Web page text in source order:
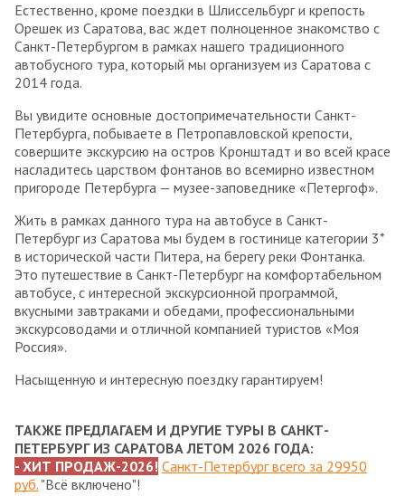
Естественно, кроме поездки в Шлиссельбург и крепость
Орешек из Саратова, вас ждет полноценное знакомство с
Санкт-Петербургом в рамках нашего традиционного
автобусного тура, который мы организуем из Саратова с
2014 года.
Вы увидите основные достопримечательности Санкт-
Петербурга, побываете в Петропавловской крепости,
совершите экскурсию на остров Кронштадт и во всей красе
насладитесь царством фонтанов во всемирно известном
пригороде Петербурга — музее-заповеднике «Петергоф».
Жить в рамках данного тура на автобусе в Санкт-
Петербург из Саратова мы будем в гостинице категории 3*
в исторической части Питера, на берегу реки Фонтанка.
Это путешествие в Санкт-Петербург на комфортабельном
автобусе, с интересной экскурсионной программой,
вкусными завтраками и обедами, профессиональными
экскурсоводами и отличной компанией туристов «Моя
Россия».
Насыщенную и интересную поездку гарантируем!
ТАКЖЕ ПРЕДЛАГАЕМ И ДРУГИЕ ТУРЫ В САНКТ-
ПЕТЕРБУРГ ИЗ САРАТОВА ЛЕТОМ 2026 ГОДА:
- ХИТ ПРОДАЖ-2026! Санкт-Петербург всего за 29950
руб. "Всё включено"!